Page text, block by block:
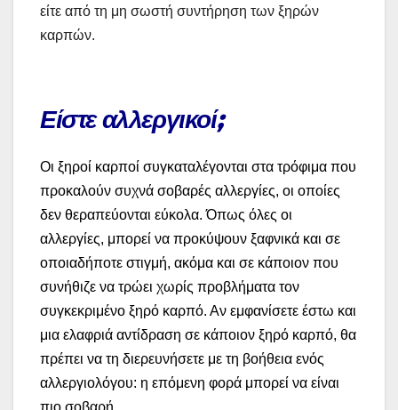
είτε από τη μη σωστή συντήρηση των ξηρών
καρπών.
Είστε αλλεργικοί;
Οι ξηροί καρποί συγκαταλέγονται στα τρόφιμα που
προκαλούν συχνά σοβαρές αλλεργίες, οι οποίες
δεν θεραπεύονται εύκολα. Όπως όλες οι
αλλεργίες, μπορεί να προκύψουν ξαφνικά και σε
οποιαδήποτε στιγμή, ακόμα και σε κάποιον που
συνήθιζε να τρώει χωρίς προβλήματα τον
συγκεκριμένο ξηρό καρπό. Αν εμφανίσετε έστω και
μια ελαφριά αντίδραση σε κάποιον ξηρό καρπό, θα
πρέπει να τη διερευνήσετε με τη βοήθεια ενός
αλλεργιολόγου: η επόμενη φορά μπορεί να είναι
πιο σοβαρή.